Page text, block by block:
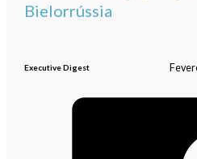
Bielorrússia
Executive Digest